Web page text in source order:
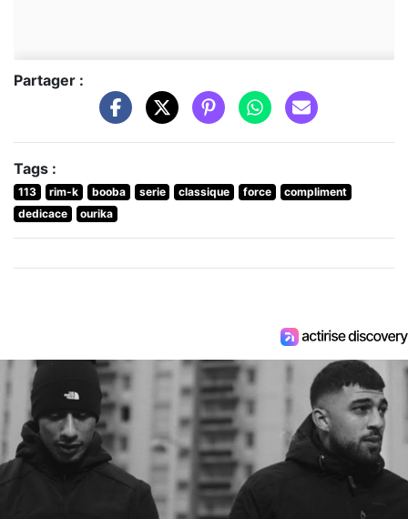
Partager :
Tags :
113 rim-k booba serie classique force
compliment
dedicace
ourika